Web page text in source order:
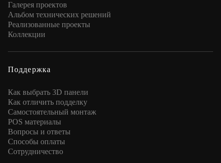
Галерея проектов
Альбом технических решений
Реализованные проекты
Коллекции
Поддержка
Как выбрать 3D панели
Как отличить подделку
Самостоятельный монтаж
POS материалы
Вопросы и ответы
Способы оплаты
Сотрудничество